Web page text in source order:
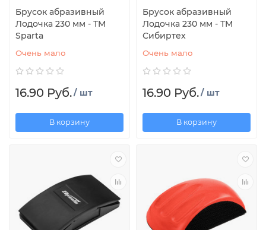
Брусок абразивный
Лодочка 230 мм - ТМ
Sparta
Очень мало
16.90 Руб./ шт
В корзину
Брусок абразивный
Лодочка 230 мм - ТМ
Сибиртех
Очень мало
16.90 Руб./ шт
В корзину